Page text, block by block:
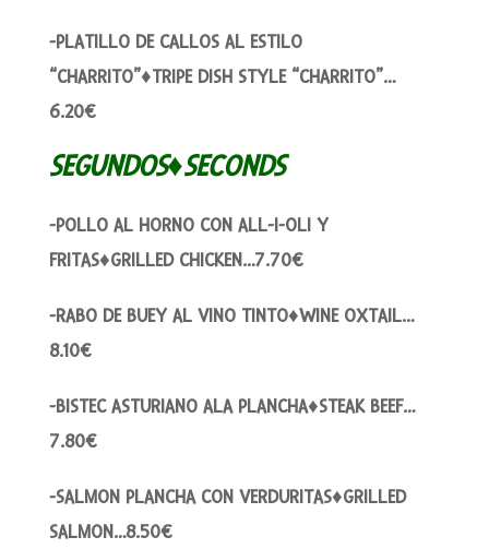
-PLATILLO DE CALLOS AL ESTILO
“CHARRITO”♦TRIPE DISH STYLE “CHARRITO”…
6.20€
SEGUNDOS♦SECONDS
-POLLO AL HORNO CON ALL-I-OLI Y
FRITAS♦GRILLED CHICKEN…7.70€
-RABO DE BUEY AL VINO TINTO♦WINE OXTAIL…
8.10€
-BISTEC ASTURIANO ALA PLANCHA♦STEAK BEEF…
7.80€
-SALMON PLANCHA CON VERDURITAS♦GRILLED
SALMON…8.50€